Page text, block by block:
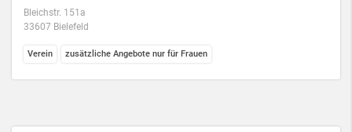
Bleichstr. 151a
33607 Bielefeld
Verein zusätzliche Angebote nur für Frauen